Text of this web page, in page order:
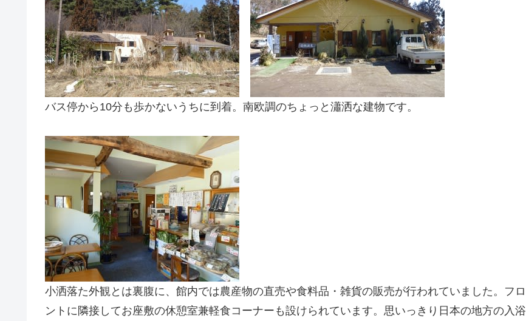
バス停から10分も歩かないうちに到着。南欧調のちょっと瀟洒な建物です。
小洒落た外観とは裏腹に、館内では農産物の直売や食料品・雑貨の販売が行われていました。フロ
ントに隣接してお座敷の休憩室兼軽食コーナーも設けられています。思いっきり日本の地方の入浴